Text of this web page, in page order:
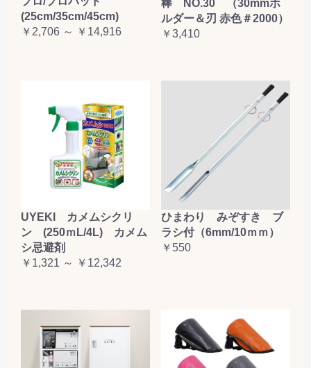
(25cm/35cm/45cm)
￥2,706 ～ ￥14,916
棒 NO.30 （30mmホ
ルダー＆刃 赤色＃2000）
￥3,410
UYEKI カメムシクリ
ン (250ｍL/4L) カメム
シ忌避剤
￥1,321 ～ ￥12,342
ひまわり みぞすき ブ
ラシ付（6mm/10ｍｍ）
￥550